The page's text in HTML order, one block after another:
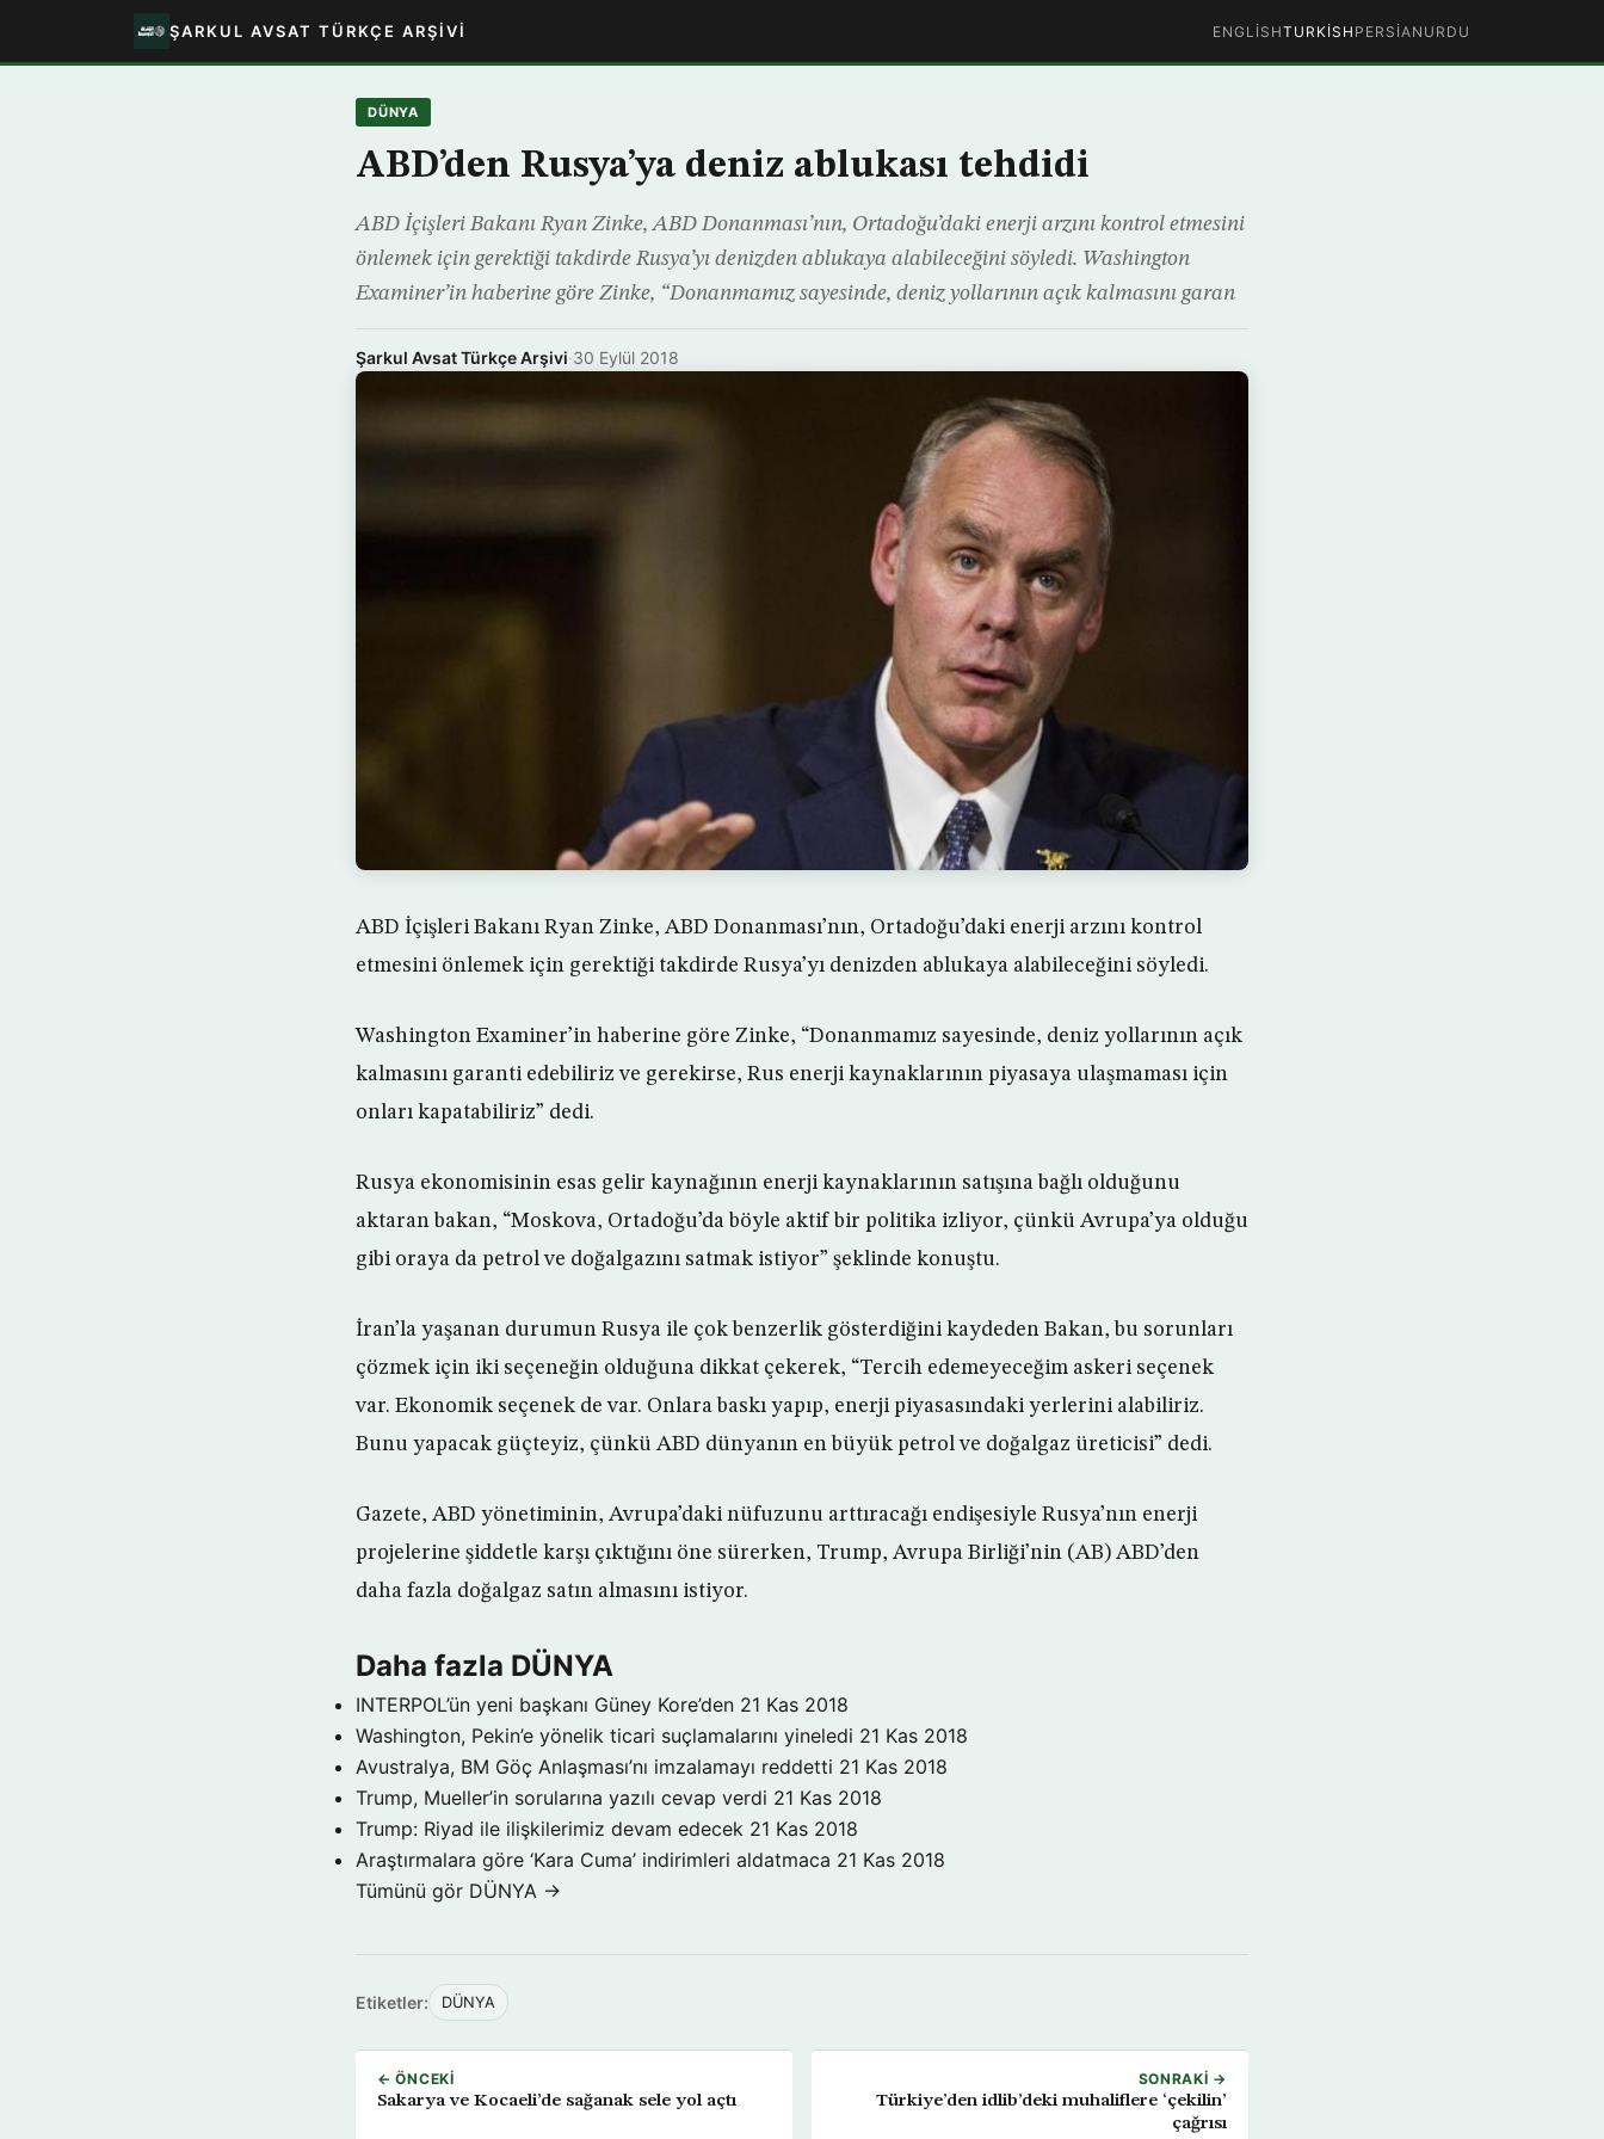
ŞARKUL AVSAT TÜRKÇE ARŞIVI ENGLISHTURKISH PERSIAN URDU
DÜNYA
ABD’den Rusya’ya deniz ablukası tehdidi
ABD İçişleri Bakanı Ryan Zinke, ABD Donanması’nın, Ortadoğu’daki enerji arzını kontrol etmesini
önlemek için gerektiği takdirde Rusya’yı denizden ablukaya alabileceğini söyledi. Washington
Examiner’in haberine göre Zinke, “Donanmamız sayesinde, deniz yollarının açık kalmasını garan
Şarkul Avsat Türkçe Arşivi·30 Eylül 2018
ABD İçişleri Bakanı Ryan Zinke, ABD Donanması’nın, Ortadoğu’daki enerji arzını kontrol
etmesini önlemek için gerektiği takdirde Rusya’yı denizden ablukaya alabileceğini söyledi.
Washington Examiner’in haberine göre Zinke, “Donanmamız sayesinde, deniz yollarının açık
kalmasını garanti edebiliriz ve gerekirse, Rus enerji kaynaklarının piyasaya ulaşmaması için
onları kapatabiliriz” dedi.
Rusya ekonomisinin esas gelir kaynağının enerji kaynaklarının satışına bağlı olduğunu
aktaran bakan, “Moskova, Ortadoğu’da böyle aktif bir politika izliyor, çünkü Avrupa’ya olduğu
gibi oraya da petrol ve doğalgazını satmak istiyor” şeklinde konuştu.
İran’la yaşanan durumun Rusya ile çok benzerlik gösterdiğini kaydeden Bakan, bu sorunları
çözmek için iki seçeneğin olduğuna dikkat çekerek, “Tercih edemeyeceğim askeri seçenek
var. Ekonomik seçenek de var. Onlara baskı yapıp, enerji piyasasındaki yerlerini alabiliriz.
Bunu yapacak güçteyiz, çünkü ABD dünyanın en büyük petrol ve doğalgaz üreticisi” dedi.
Gazete, ABD yönetiminin, Avrupa’daki nüfuzunu arttıracağı endişesiyle Rusya’nın enerji
projelerine şiddetle karşı çıktığını öne sürerken, Trump, Avrupa Birliği’nin (AB) ABD’den
daha fazla doğalgaz satın almasını istiyor.
Daha fazla DÜNYA
INTERPOL’ün yeni başkanı Güney Kore’den 21 Kas 2018
Washington, Pekin’e yönelik ticari suçlamalarını yineledi 21 Kas 2018
Avustralya, BM Göç Anlaşması’nı imzalamayı reddetti 21 Kas 2018
Trump, Mueller’in sorularına yazılı cevap verdi 21 Kas 2018
Trump: Riyad ile ilişkilerimiz devam edecek 21 Kas 2018
Araştırmalara göre ‘Kara Cuma’ indirimleri aldatmaca 21 Kas 2018
Tümünü gör DÜNYA →
Etiketler: DÜNYA
← ÖNCEKI
Sakarya ve Kocaeli’de sağanak sele yol açtı
SONRAKI →
Türkiye’den idlib’deki muhaliflere ‘çekilin’
çağrısı